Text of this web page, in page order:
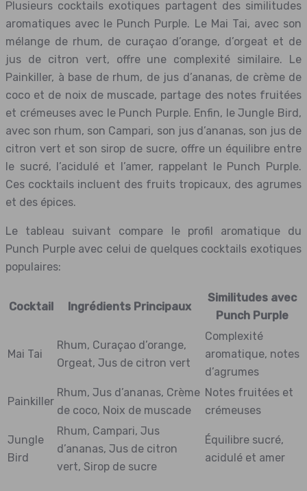
Plusieurs cocktails exotiques partagent des similitudes
aromatiques avec le Punch Purple. Le Mai Tai, avec son
mélange de rhum, de curaçao d’orange, d’orgeat et de
jus de citron vert, offre une complexité similaire. Le
Painkiller, à base de rhum, de jus d’ananas, de crème de
coco et de noix de muscade, partage des notes fruitées
et crémeuses avec le Punch Purple. Enfin, le Jungle Bird,
avec son rhum, son Campari, son jus d’ananas, son jus de
citron vert et son sirop de sucre, offre un équilibre entre
le sucré, l’acidulé et l’amer, rappelant le Punch Purple.
Ces cocktails incluent des fruits tropicaux, des agrumes
et des épices.
Le tableau suivant compare le profil aromatique du
Punch Purple avec celui de quelques cocktails exotiques
populaires:
Cocktail Ingrédients Principaux
Similitudes avec
Punch Purple
Mai Tai
Rhum, Curaçao d’orange,
Orgeat, Jus de citron vert
Complexité
aromatique, notes
d’agrumes
Painkiller
Rhum, Jus d’ananas, Crème
de coco, Noix de muscade
Notes fruitées et
crémeuses
Jungle
Bird
Rhum, Campari, Jus
d’ananas, Jus de citron
vert, Sirop de sucre
Équilibre sucré,
acidulé et amer